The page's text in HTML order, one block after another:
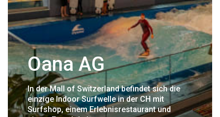
Oana AG
In der Mall of Switzerland befindet sich die
einzige Indoor Surfwelle in der CH mit
Surfshop, einem Erlebnisrestaurant und